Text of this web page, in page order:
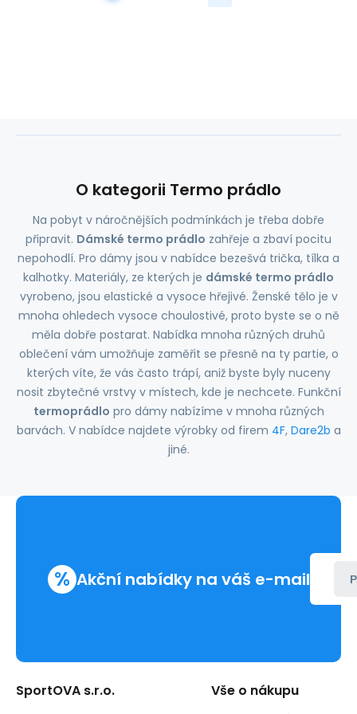
O kategorii Termo prádlo
Na pobyt v náročnějších podmínkách je třeba dobře
připravit. Dámské termo prádlo zahřeje a zbaví pocitu
nepohodlí. Pro dámy jsou v nabídce bezešvá trička, tílka a
kalhotky. Materiály, ze kterých je dámské termo prádlo
vyrobeno, jsou elastické a vysoce hřejivé. Ženské tělo je v
mnoha ohledech vysoce choulostivé, proto byste se o ně
měla dobře postarat. Nabídka mnoha různých druhů
oblečení vám umožňuje zaměřit se přesně na ty partie, o
kterých víte, že vás často trápí, aniž byste byly nuceny
nosit zbytečné vrstvy v místech, kde je nechcete. Funkční
termoprádlo pro dámy nabízíme v mnoha různých
barvách. V nabídce najdete výrobky od firem 4F, Dare2b a
jiné.
% Akční nabídky na váš e-mail
SportOVA s.r.o. Vše o nákupu